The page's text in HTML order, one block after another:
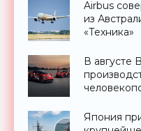
Airbus
из
«Техника»
В августе
Япония